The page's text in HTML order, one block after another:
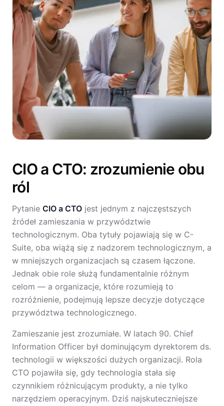
CIO a CTO: zrozumienie obu
ról
Pytanie CIO a CTO jest jednym z najczęstszych
źródeł zamieszania w przywództwie
technologicznym. Oba tytuły pojawiają się w C-
Suite, oba wiążą się z nadzorem technologicznym, a
w mniejszych organizacjach są czasem łączone.
Jednak obie role służą fundamentalnie różnym
celom — a organizacje, które rozumieją to
rozróżnienie, podejmują lepsze decyzje dotyczące
przywództwa technologicznego.
Zamieszanie jest zrozumiałe. W latach 90. Chief
Information Officer był dominującym dyrektorem ds.
technologii w większości dużych organizacji. Rola
CTO pojawiła się, gdy technologia stała się
czynnikiem różnicującym produkty, a nie tylko
narzędziem operacyjnym. Dziś najskuteczniejsze